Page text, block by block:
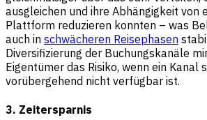
ausgleichen und ihre Abhängigkeit von
Plattform reduzieren konnten – was
auch in schwächeren Reisephasen
Diversifizierung der Buchungskanäle
Eigentümer das Risiko, wenn ein Kanal
vorübergehend nicht verfügbar ist.
3. Zeitersparnis